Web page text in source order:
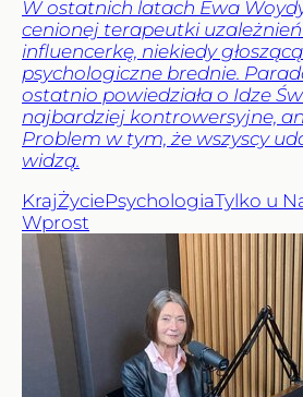
W ostatnich latach Ewa
cenionej terapeutki uzależnień
influencerkę, niekiedy
psychologiczne brednie.
ostatnio powiedziała o Idze
najbardziej kontrowersyjne,
Problem w tym, że wszyscy
widzą.
KrajŻyciePsychologiaTylko u
Wprost